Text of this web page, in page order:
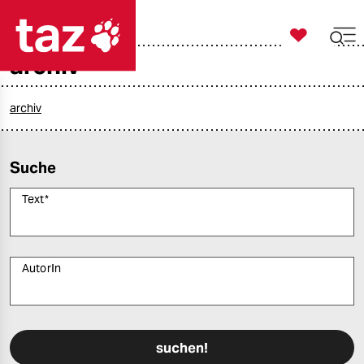
politik
gesellschaft
sport

taz zahl ich
archiv
archiv
Suche
Text*
AutorIn